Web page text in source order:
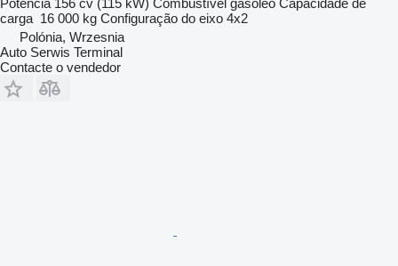
Potência 156 cv (115 kW) Combustível gasóleo Capacidade de
carga 16 000 kg Configuração do eixo 4x2
Polónia, Wrzesnia
Auto Serwis Terminal
Contacte o vendedor